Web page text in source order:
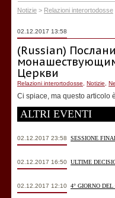
Notizie > Relazioni interortodosse
02.12.2017 13:58
(Russian)
Церкви
Relazioni interortodosse Notizie
Ci spiace, ma questo articolo
ALTRI EVENTI
02.12.2017 23:58 SESSIONE
02.12.2017 16:50 ULTIME
02.12.2017 12:10 4° GIORNO